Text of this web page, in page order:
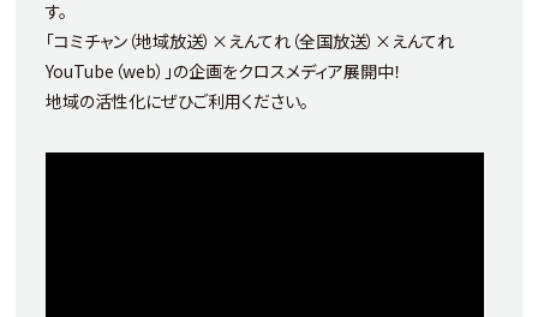
す。
「コミチャン（地域放送）×えんてれ（全国放送）×えんてれ
YouTube（web）」の企画をクロスメディア展開中！
地域の活性化にぜひご利用ください。